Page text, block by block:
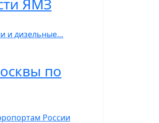
ЯМЗ
и дизельные…
по
России